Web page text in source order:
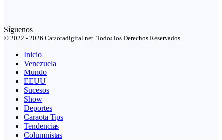
Síguenos
© 2022 - 2026 Caraotadigital.net. Todos los Derechos Reservados.
Inicio
Venezuela
Mundo
EEUU
Sucesos
Show
Deportes
Caraota Tips
Tendencias
Columnistas